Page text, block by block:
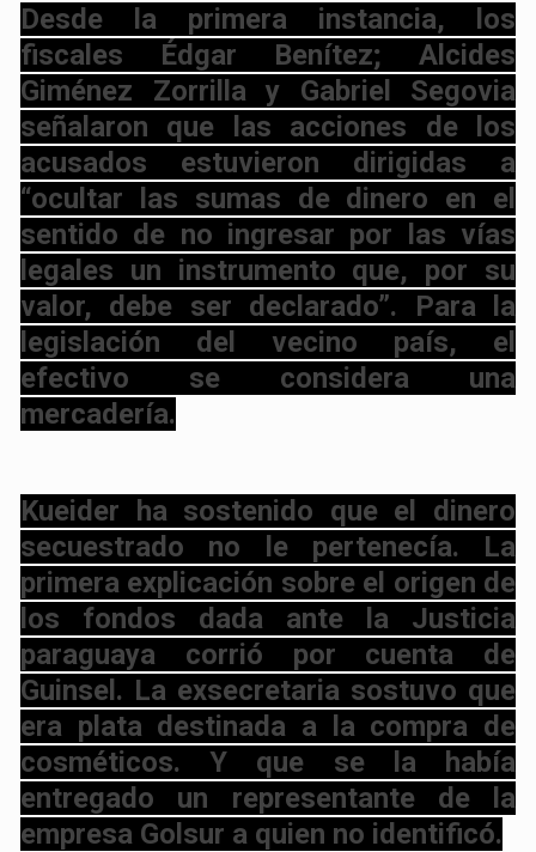
Desde la primera instancia, los
fiscales Édgar Benítez; Alcides
Giménez Zorrilla y Gabriel Segovia
señalaron que las acciones de los
acusados estuvieron dirigidas a
“ocultar las sumas de dinero en el
sentido de no ingresar por las vías
legales un instrumento que, por su
valor, debe ser declarado”. Para la
legislación del vecino país, el
efectivo se considera una
mercadería.
Kueider ha sostenido que el dinero
secuestrado no le pertenecía. La
primera explicación sobre el origen de
los fondos dada ante la Justicia
paraguaya corrió por cuenta de
Guinsel. La exsecretaria sostuvo que
era plata destinada a la compra de
cosméticos. Y que se la había
entregado un representante de la
empresa Golsur a quien no identificó.